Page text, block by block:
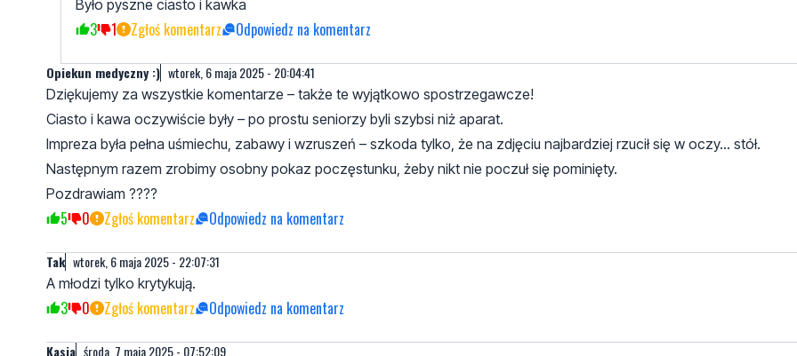
Było pyszne ciasto i kawka
3 1 Zgłoś komentarz Odpowiedz na komentarz
Opiekun medyczny :) wtorek, 6 maja 2025 - 20:04:41
Dziękujemy za wszystkie komentarze – także te wyjątkowo spostrzegawcze!
Ciasto i kawa oczywiście były – po prostu seniorzy byli szybsi niż aparat.
Impreza była pełna uśmiechu, zabawy i wzruszeń – szkoda tylko, że na zdjęciu najbardziej rzucił się w oczy… stół.
Następnym razem zrobimy osobny pokaz poczęstunku, żeby nikt nie poczuł się pominięty.
Pozdrawiam ????
5 0 Zgłoś komentarz Odpowiedz na komentarz
Tak wtorek, 6 maja 2025 - 22:07:31
A młodzi tylko krytykują.
3 0 Zgłoś komentarz Odpowiedz na komentarz
Kasia środa, 7 maja 2025 - 07:52:09